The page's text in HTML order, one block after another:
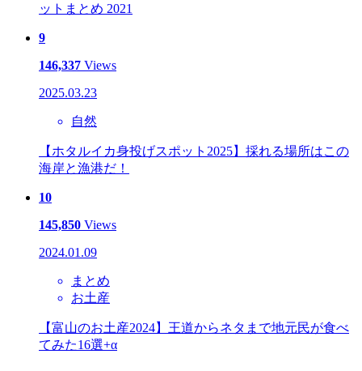
ットまとめ 2021
9
146,337 Views
2025.03.23
自然
【ホタルイカ身投げスポット2025】採れる場所はこの
海岸と漁港だ！
10
145,850 Views
2024.01.09
まとめ
お土産
【富山のお土産2024】王道からネタまで地元民が食べ
てみた16選+α